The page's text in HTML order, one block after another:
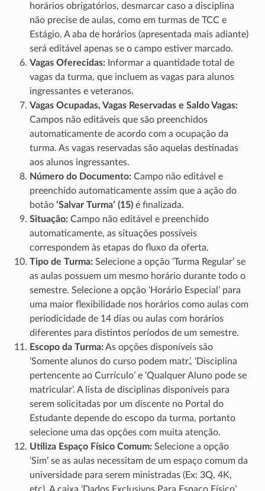
horários obrigatórios, desmarcar caso a disciplina
não precise de aulas, como em turmas de TCC e
Estágio. A aba de horários (apresentada mais adiante)
será editável apenas se o campo estiver marcado.
Vagas Oferecidas:Informar a quantidade total de
vagas da turma, que incluem as vagas para alunos
ingressantes e veteranos.
Vagas Ocupadas, Vagas Reservadas e Saldo Vagas:
Campos não editáveis que são preenchidos
automaticamente de acordo com a ocupação da
turma. As vagas reservadas são aquelas destinadas
aos alunos ingressantes.
Número do Documento:Campo não editável e
preenchido automaticamente assim que a ação do
botão ‘Salvar Turma’ (15)é finalizada.
Situação:Campo não editável e preenchido
automaticamente, as situações possíveis
correspondem às etapas do fluxo da oferta.
Tipo de Turma:Selecione a opção ‘Turma Regular’ se
as aulas possuem um mesmo horário durante todo o
semestre. Selecione a opção ‘Horário Especial’ para
uma maior flexibilidade nos horários como aulas com
periodicidade de 14 dias ou aulas com horários
diferentes para distintos períodos de um semestre.
Escopo da Turma:As opções disponíveis são
‘Somente alunos do curso podem matr.’, ‘Disciplina
pertencente ao Currículo’ e ‘Qualquer Aluno pode se
matricular’. A lista de disciplinas disponíveis para
serem solicitadas por um discente no Portal do
Estudante depende do escopo da turma, portanto
selecione uma das opções com muita atenção.
Utiliza Espaço Físico Comum:Selecione a opção
‘Sim’ se as aulas necessitam de um espaço comum da
universidade para serem ministradas (Ex: 3Q, 4K,
etc). A caixa ‘Dados Exclusivos Para Espaço Físico’